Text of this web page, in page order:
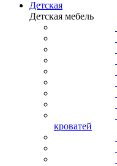
Детская
Детская мебель
кроватей